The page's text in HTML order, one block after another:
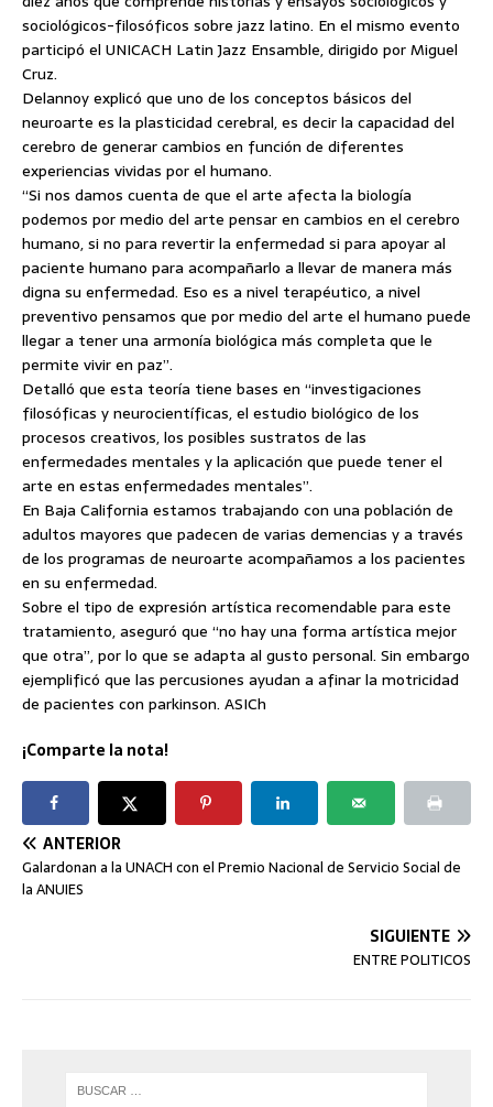
sociológicos-filosóficos sobre jazz latino. En el mismo evento
participó el UNICACH Latin Jazz Ensamble, dirigido por Miguel
Cruz.
Delannoy explicó que uno de los conceptos básicos del
neuroarte es la plasticidad cerebral, es decir la capacidad del
cerebro de generar cambios en función de diferentes
experiencias vividas por el humano.
“Si nos damos cuenta de que el arte afecta la biología
podemos por medio del arte pensar en cambios en el cerebro
humano, si no para revertir la enfermedad si para apoyar al
paciente humano para acompañarlo a llevar de manera más
digna su enfermedad. Eso es a nivel terapéutico, a nivel
preventivo pensamos que por medio del arte el humano puede
llegar a tener una armonía biológica más completa que le
permite vivir en paz”.
Detalló que esta teoría tiene bases en “investigaciones
filosóficas y neurocientíficas, el estudio biológico de los
procesos creativos, los posibles sustratos de las
enfermedades mentales y la aplicación que puede tener el
arte en estas enfermedades mentales”.
En Baja California estamos trabajando con una población de
adultos mayores que padecen de varias demencias y a través
de los programas de neuroarte acompañamos a los pacientes
en su enfermedad.
Sobre el tipo de expresión artística recomendable para este
tratamiento, aseguró que “no hay una forma artística mejor
que otra”, por lo que se adapta al gusto personal. Sin embargo
ejemplificó que las percusiones ayudan a afinar la motricidad
de pacientes con parkinson. ASICh
¡Comparte la nota!
ANTERIOR
Galardonan a la UNACH con el Premio Nacional de Servicio Social de
la ANUIES
SIGUIENTE
ENTRE POLITICOS